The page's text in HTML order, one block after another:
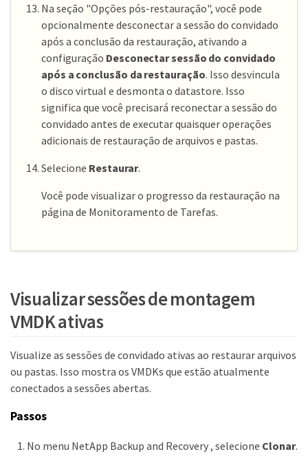
Na seção "Opções pós-restauração", você pode
opcionalmente desconectar a sessão do convidado
após a conclusão da restauração, ativando a
configuração Desconectar sessão do convidado
após a conclusão da restauração. Isso desvincula
o disco virtual e desmonta o datastore. Isso
significa que você precisará reconectar a sessão do
convidado antes de executar quaisquer operações
adicionais de restauração de arquivos e pastas.
Selecione Restaurar.
Você pode visualizar o progresso da restauração na
página de Monitoramento de Tarefas.
Visualizar sessões de montagem
VMDK ativas
Visualize as sessões de convidado ativas ao restaurar arquivos
ou pastas. Isso mostra os VMDKs que estão atualmente
conectados a sessões abertas.
Passos
No menu NetApp Backup and Recovery , selecione Clonar.